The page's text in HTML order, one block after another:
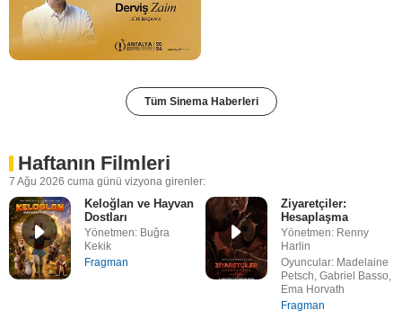
Tüm Sinema Haberleri
Haftanın Filmleri
7 Ağu 2026 cuma günü vizyona girenler:
Keloğlan ve Hayvan
Dostları
Yönetmen: Buğra
Kekik
Fragman
Ziyaretçiler:
Hesaplaşma
Yönetmen: Renny
Harlin
Oyuncular: Madelaine
Petsch, Gabriel Basso,
Ema Horvath
Fragman